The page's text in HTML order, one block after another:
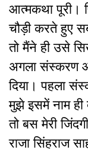
आत्मकथा पूरी।
चौड़ी करते हुए
तो मैंने ही उसे
अगला संस्करण
दिया। पहला
मुझे इसमें नाम
तो बस मेरी
राजा सिंहराज